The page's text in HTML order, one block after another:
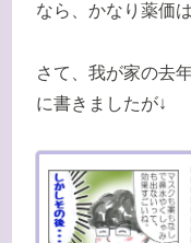
なら、かなり薬価
さて、我が家の去
に書きましたが↓